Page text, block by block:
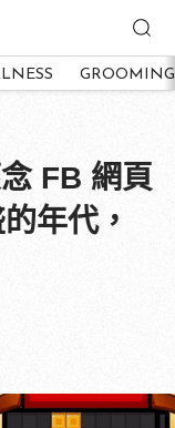
GROOMING
FB 網頁
年代，